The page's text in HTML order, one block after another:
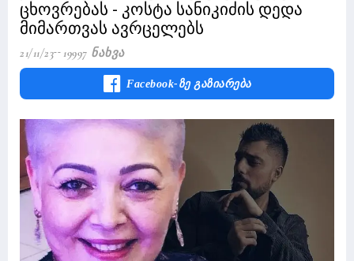
ცხოვრებას - კოსტა სანიკიძის დედა
მიმართვას ავრცელებს
21/11/23 19997 Ნახვა
Facebook-Ზე Გაზიარება